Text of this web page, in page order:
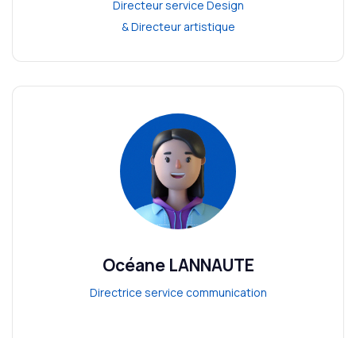
Directeur service Design
& Directeur artistique
Océane LANNAUTE
Directrice service communication